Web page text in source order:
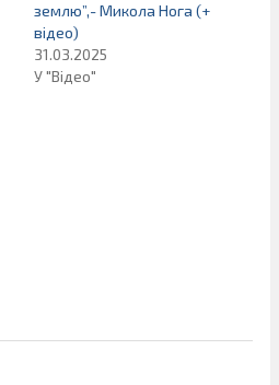
землю”,- Микола Нога (+
відео)
31.03.2025
У "Відео"